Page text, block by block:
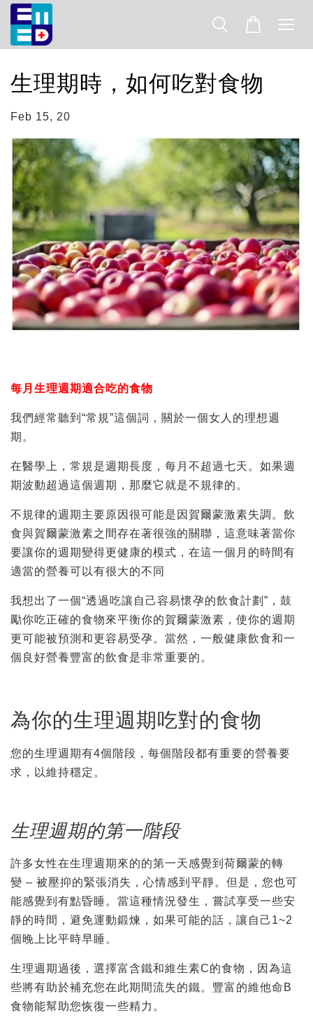
生理期時，如何吃對食物
Feb 15, 20
每月生理週期適合吃的食物
我們經常聽到“常規”這個詞，關於一個女人的理想週
期。
在醫學上，常規是週期長度，每月不超過七天。如果週
期波動超過這個週期，那麼它就是不規律的。
不規律的週期主要原因很可能是因賀爾蒙激素失調。飲
食與賀爾蒙激素之間存在著很強的關聯，這意味著當你
要讓你的週期變得更健康的模式，在這一個月的時間有
適當的營養可以有很大的不同
我想出了一個“透過吃讓自己容易懷孕的飲食計劃”，鼓
勵你吃正確的食物來平衡你的賀爾蒙激素，使你的週期
更可能被預測和更容易受孕。當然，一般健康飲食和一
個良好營養豐富的飲食是非常重要的。
為你的生理週期吃對的食物
您的生理週期有4個階段，每個階段都有重要的營養要
求，以維持穩定。
生理週期的第一階段
許多女性在生理週期來的的第一天感覺到荷爾蒙的轉
變 – 被壓抑的緊張消失，心情感到平靜。但是，您也可
能感覺到有點昏睡。當這種情況發生，嘗試享受一些安
靜的時間，避免運動鍛煉，如果可能的話，讓自己1~2
個晚上比平時早睡。
生理週期過後，選擇富含鐵和維生素C的食物，因為這
些將有助於補充您在此期間流失的鐵。豐富的維他命B
食物能幫助您恢復一些精力。